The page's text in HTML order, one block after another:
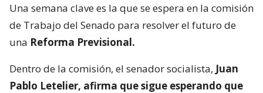
Una semana clave es la que se espera en la comisión
de Trabajo del Senado para resolver el futuro de
una Reforma Previsional.
Dentro de la comisión, el senador socialista, Juan
Pablo Letelier, afirma que sigue esperando que